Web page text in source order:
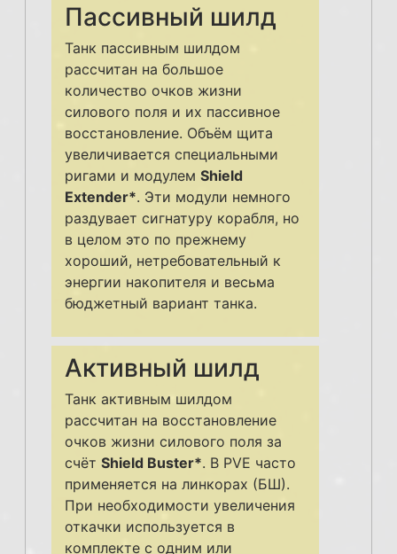
Пассивный шилд
Танк пассивным шилдом
рассчитан на большое
количество очков жизни
силового поля и их пассивное
восстановление. Объём щита
увеличивается специальными
ригами и модулем Shield
Extender*. Эти модули немного
раздувает сигнатуру корабля, но
в целом это по прежнему
хороший, нетребовательный к
энергии накопителя и весьма
бюджетный вариант танка.
Активный шилд
Танк активным шилдом
рассчитан на восстановление
очков жизни силового поля за
счёт Shield Buster*. В PVE часто
применяется на линкорах (БШ).
При необходимости увеличения
откачки используется в
комплекте с одним или